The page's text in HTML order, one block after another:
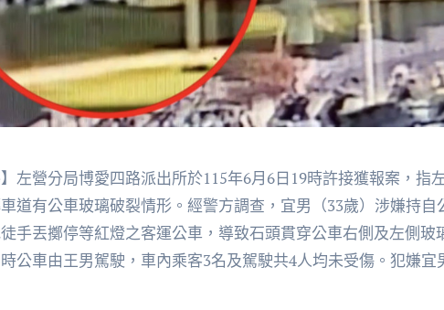
左營分局博愛四路派出所於115年6月6日19時許接獲報案，指
道有公車玻璃破裂情形。經警方調查，宜男（33歲）涉嫌持自
手丟擲停等紅燈之客運公車，導致石頭貫穿公車右側及左側玻
公車由王男駕駛，車內乘客3名及駕駛共4人均未受傷。犯嫌宜